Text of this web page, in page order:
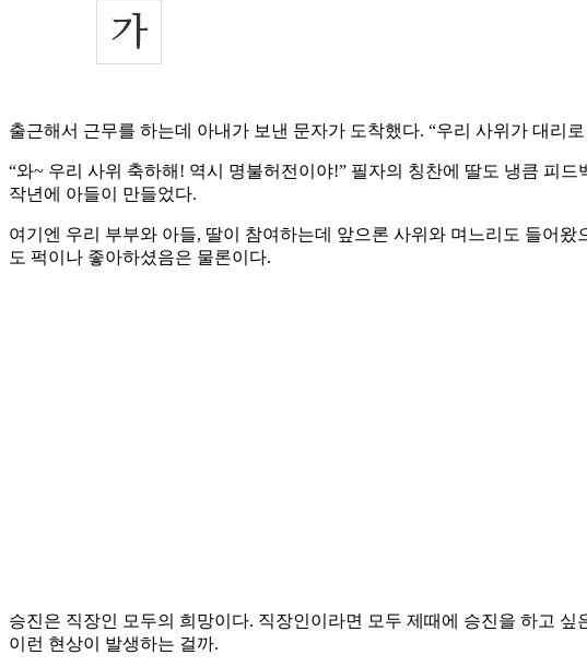
출근해서 근무를 하는데 아내가 보낸 문자가 도착했다. “우리 사위가 대리
“와~ 우리 사위 축하해! 역시 명불허전이야!” 필자의 칭찬에 딸도 냉큼 피
작년에 아들이 만들었다.
여기엔 우리 부부와 아들, 딸이 참여하는데 앞으론 사위와 며느리도 들어
도 퍽이나 좋아하셨음은 물론이다.
승진은 직장인 모두의 희망이다. 직장인이라면 모두 제때에 승진을 하고
이런 현상이 발생하는 걸까.